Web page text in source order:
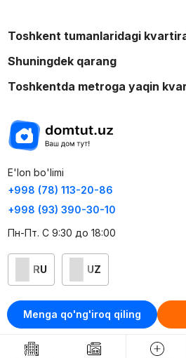
Menga qo'ng'iroq qiling
Toshkent tumanlaridagi
Shuningdek qarang
Toshkentda metroga yaqin
E'lon bo'limi
+998 (78) 113-20-86
+998 (93) 390-30-10
Пн-Пт. С 9:30 до 18:00
RU UZ
Kontaktlar
loyiha haqida